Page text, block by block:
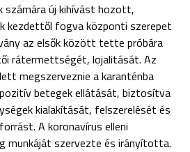
számára új kihívást hozott,
kezdettől fogva központi szerepet
az elsők között tette próbára
rátermettségét, lojalitását. Az
megszerveznie a karanténba
betegek ellátását, biztosítva
kialakítását, felszerelését és
A koronavírus elleni
munkáját szervezte és irányította.